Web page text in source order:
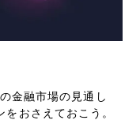
金融市場の見通し
おさえておこう。